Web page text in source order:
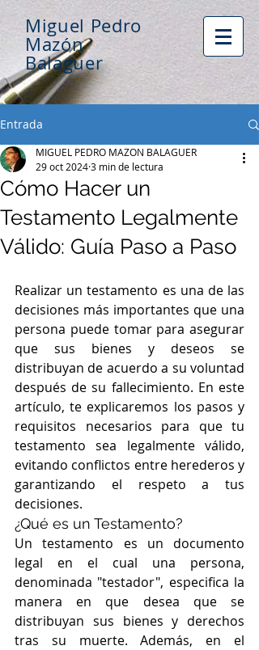
Miguel Pedro
Mazón
Balaguer
Entrada
Cómo Hacer un
Testamento Legalmente
Válido: Guía Paso a Paso
MIGUEL PEDRO MAZON BALAGUER
29 oct 20243 min de lectura
Realizar un testamento es una de las
decisiones más importantes que una
persona puede tomar para asegurar
que sus bienes y deseos se
distribuyan de acuerdo a su voluntad
después de su fallecimiento. En este
artículo, te explicaremos los pasos y
requisitos necesarios para que tu
testamento sea legalmente válido,
evitando conflictos entre herederos y
garantizando el respeto a tus
decisiones.
¿Qué es un Testamento?
Un testamento es un documento
legal en el cual una persona,
denominada "testador", especifica la
manera en que desea que se
distribuyan sus bienes y derechos
tras su muerte. Además, en el